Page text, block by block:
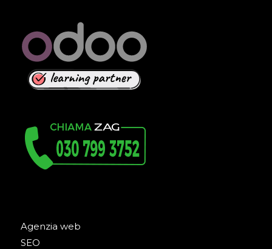
Agenzia web
SEO